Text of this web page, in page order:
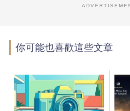
你可能也喜歡這些文章